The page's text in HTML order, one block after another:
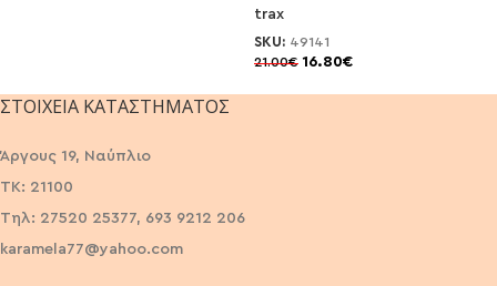
trax
SKU: 49141
21.00€ 16.80€
ΣΤΟΙΧΕΊΑ ΚΑΤΑΣΤΉΜΑΤΟΣ
Άργους 19, Ναύπλιο
ΤΚ: 21100
Τηλ: 27520 25377, 693 9212 206
karamela77@yahoo.com